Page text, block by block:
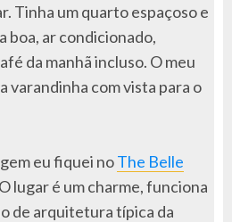
Tinha um quarto espaçoso e
boa, ar condicionado,
da manhã incluso. O meu
varandinha com vista para o
eu fiquei noThe Belle
lugar é um charme, funciona
de arquitetura típica da